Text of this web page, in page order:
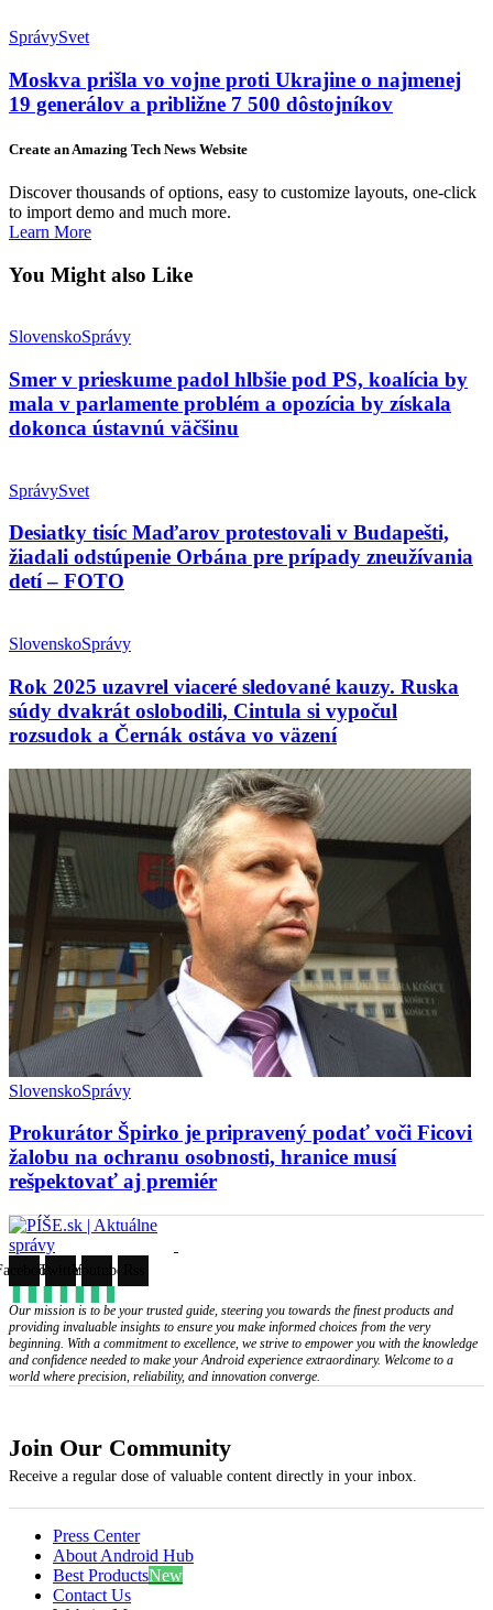
SprávySvet
Moskva prišla vo vojne proti Ukrajine o najmenej
19 generálov a približne 7 500 dôstojníkov
Create an Amazing Tech News Website
Discover thousands of options, easy to customize layouts, one-click
to import demo and much more.
Learn More
You Might also Like
SlovenskoSprávy
Smer v prieskume padol hlbšie pod PS, koalícia by
mala v parlamente problém a opozícia by získala
dokonca ústavnú väčšinu
SprávySvet
Desiatky tisíc Maďarov protestovali v Budapešti,
žiadali odstúpenie Orbána pre prípady zneužívania
detí – FOTO
SlovenskoSprávy
Rok 2025 uzavrel viaceré sledované kauzy. Ruska
súdy dvakrát oslobodili, Cintula si vypočul
rozsudok a Černák ostáva vo väzení
SlovenskoSprávy
Prokurátor Špirko je pripravený podať voči Ficovi
žalobu na ochranu osobnosti, hranice musí
rešpektovať aj premiér
TwitterYoutube
Our mission is to be your trusted guide, steering you towards the finest products and
providing invaluable insights to ensure you make informed choices from the very
beginning. With a commitment to excellence, we strive to empower you with the knowledge
and confidence needed to make your Android experience extraordinary. Welcome to a
world where precision, reliability, and innovation converge.
Join Our Community
Receive a regular dose of valuable content directly in your inbox.
Press Center
About Android Hub
Best ProductsNew
Contact Us